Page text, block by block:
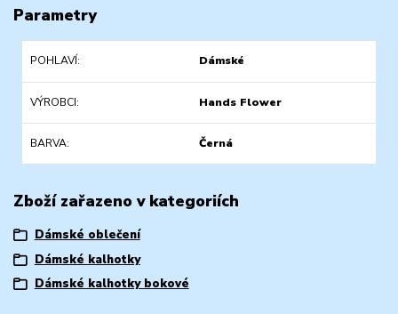
Parametry
POHLAVÍ Dámské
VÝROBCI Hands Flower
BARVA Černá
Zboží zařazeno v kategoriích
Dámské oblečení
Dámské kalhotky
Dámské kalhotky bokové